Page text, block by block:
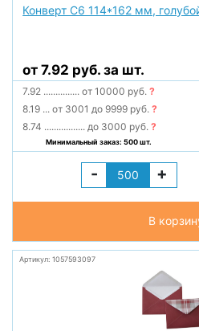
Конверт С6 114*162 мм,
от 7.92 руб. за шт.
7.92 ............... от 10000 руб.?
8.19 ... от 3001 до 9999 руб.?
8.74 ................. до 3000 руб.?
Минимальный заказ: 500 шт.
- +
В
Артикул: 1057593097